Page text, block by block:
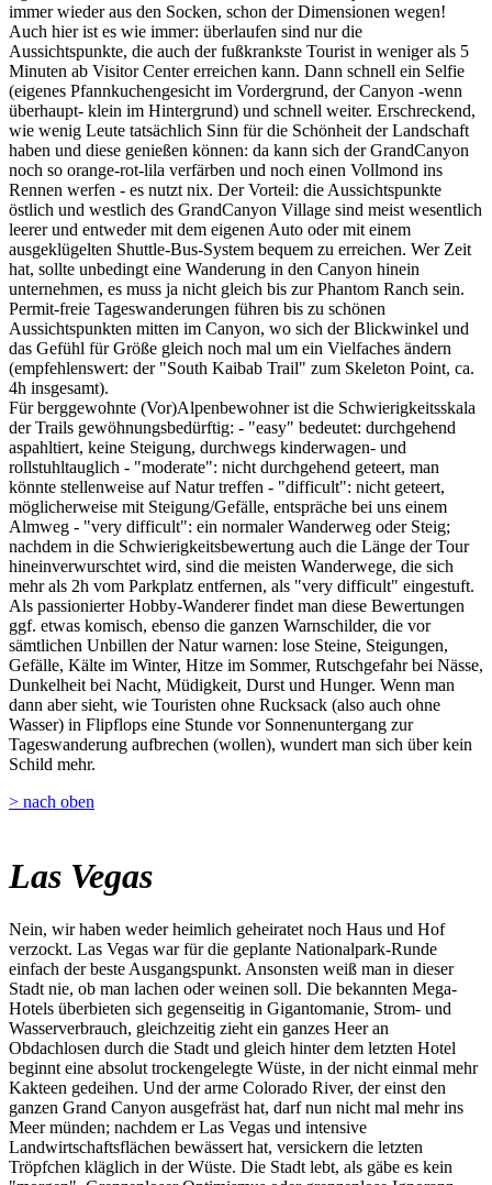
immer wieder aus den Socken, schon der Dimensionen wegen!
Auch hier ist es wie immer: überlaufen sind nur die
Aussichtspunkte, die auch der fußkrankste Tourist in weniger als 5
Minuten ab Visitor Center erreichen kann. Dann schnell ein Selfie
(eigenes Pfannkuchengesicht im Vordergrund, der Canyon -wenn
überhaupt- klein im Hintergrund) und schnell weiter. Erschreckend,
wie wenig Leute tatsächlich Sinn für die Schönheit der Landschaft
haben und diese genießen können: da kann sich der GrandCanyon
noch so orange-rot-lila verfärben und noch einen Vollmond ins
Rennen werfen - es nutzt nix. Der Vorteil: die Aussichtspunkte
östlich und westlich des GrandCanyon Village sind meist wesentlich
leerer und entweder mit dem eigenen Auto oder mit einem
ausgeklügelten Shuttle-Bus-System bequem zu erreichen. Wer Zeit
hat, sollte unbedingt eine Wanderung in den Canyon hinein
unternehmen, es muss ja nicht gleich bis zur Phantom Ranch sein.
Permit-freie Tageswanderungen führen bis zu schönen
Aussichtspunkten mitten im Canyon, wo sich der Blickwinkel und
das Gefühl für Größe gleich noch mal um ein Vielfaches ändern
(empfehlenswert: der "South Kaibab Trail" zum Skeleton Point, ca.
4h insgesamt).
Für berggewohnte (Vor)Alpenbewohner ist die Schwierigkeitsskala
der Trails gewöhnungsbedürftig: - "easy" bedeutet: durchgehend
aspahltiert, keine Steigung, durchwegs kinderwagen- und
rollstuhltauglich - "moderate": nicht durchgehend geteert, man
könnte stellenweise auf Natur treffen - "difficult": nicht geteert,
möglicherweise mit Steigung/Gefälle, entspräche bei uns einem
Almweg - "very difficult": ein normaler Wanderweg oder Steig;
nachdem in die Schwierigkeitsbewertung auch die Länge der Tour
hineinverwurschtet wird, sind die meisten Wanderwege, die sich
mehr als 2h vom Parkplatz entfernen, als "very difficult" eingestuft.
Als passionierter Hobby-Wanderer findet man diese Bewertungen
ggf. etwas komisch, ebenso die ganzen Warnschilder, die vor
sämtlichen Unbillen der Natur warnen: lose Steine, Steigungen,
Gefälle, Kälte im Winter, Hitze im Sommer, Rutschgefahr bei Nässe,
Dunkelheit bei Nacht, Müdigkeit, Durst und Hunger. Wenn man
dann aber sieht, wie Touristen ohne Rucksack (also auch ohne
Wasser) in Flipflops eine Stunde vor Sonnenuntergang zur
Tageswanderung aufbrechen (wollen), wundert man sich über kein
Schild mehr.
> nach oben
Las Vegas
Nein, wir haben weder heimlich geheiratet noch Haus und Hof
verzockt. Las Vegas war für die geplante Nationalpark-Runde
einfach der beste Ausgangspunkt. Ansonsten weiß man in dieser
Stadt nie, ob man lachen oder weinen soll. Die bekannten Mega-
Hotels überbieten sich gegenseitig in Gigantomanie, Strom- und
Wasserverbrauch, gleichzeitig zieht ein ganzes Heer an
Obdachlosen durch die Stadt und gleich hinter dem letzten Hotel
beginnt eine absolut trockengelegte Wüste, in der nicht einmal mehr
Kakteen gedeihen. Und der arme Colorado River, der einst den
ganzen Grand Canyon ausgefräst hat, darf nun nicht mal mehr ins
Meer münden; nachdem er Las Vegas und intensive
Landwirtschaftsflächen bewässert hat, versickern die letzten
Tröpfchen kläglich in der Wüste. Die Stadt lebt, als gäbe es kein